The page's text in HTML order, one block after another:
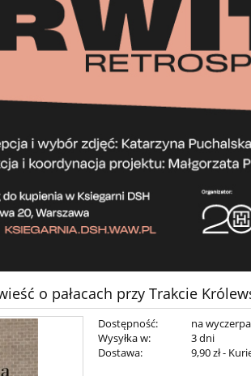
o pałacach przy Trakcie
Dostępność:
na
Wysyłka w:
3 dni
Dostawa:
9,90 zł-